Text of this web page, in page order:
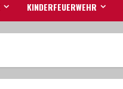
KINDERFEUERWEHR